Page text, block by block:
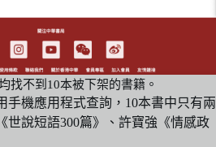
找不到10本被下架的書籍。
手機應用程式查詢，10本書中只有兩
世說短語300篇》、許寶強《情感政